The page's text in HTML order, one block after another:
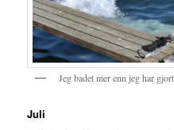
Jeg badet mer enn jeg har
Juli